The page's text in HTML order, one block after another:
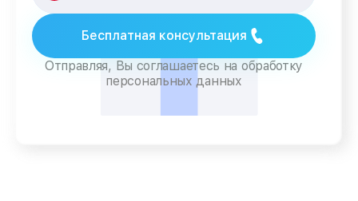
Бесплатная консультация
Отправляя, Вы соглашаетесь на обработку
персональных данных